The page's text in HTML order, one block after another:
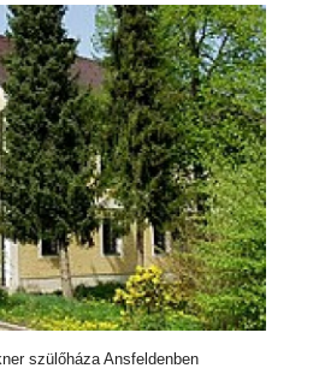
szülőháza Ansfeldenben